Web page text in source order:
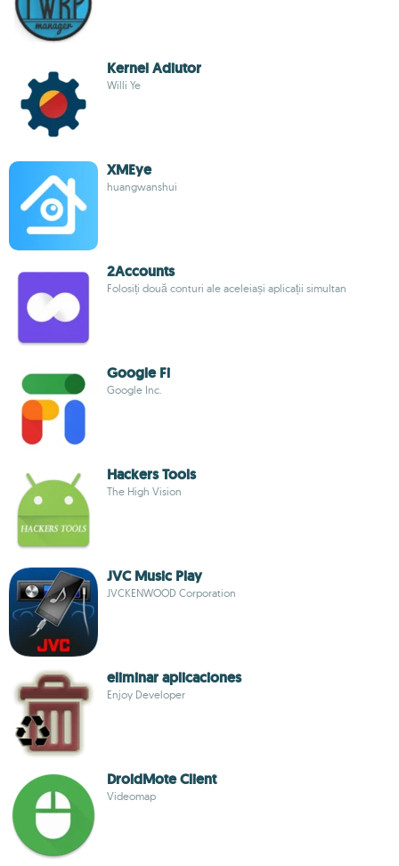
Kernel Adiutor
Willi Ye
XMEye
huangwanshui
2Accounts
Folosiți două conturi ale aceleiași aplicații simultan
Google Fi
Google Inc.
Hackers Tools
The High Vision
JVC Music Play
JVCKENWOOD Corporation
eliminar aplicaciones
Enjoy Developer
DroidMote Client
Videomap